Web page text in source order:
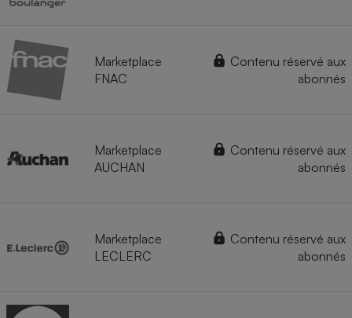
Marketplace
FNAC
Contenu réservé aux
abonnés
Marketplace
AUCHAN
Contenu réservé aux
abonnés
Marketplace
LECLERC
Contenu réservé aux
abonnés